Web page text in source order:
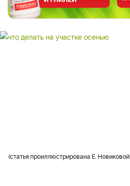
статья проиллюстрирована Е. Новиковой